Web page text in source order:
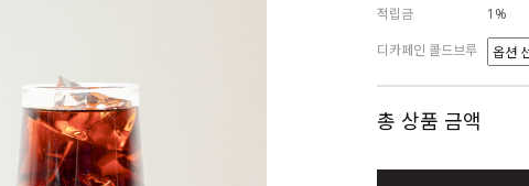
적립금
1%
디카페인 콜드브루
총 상품 금액